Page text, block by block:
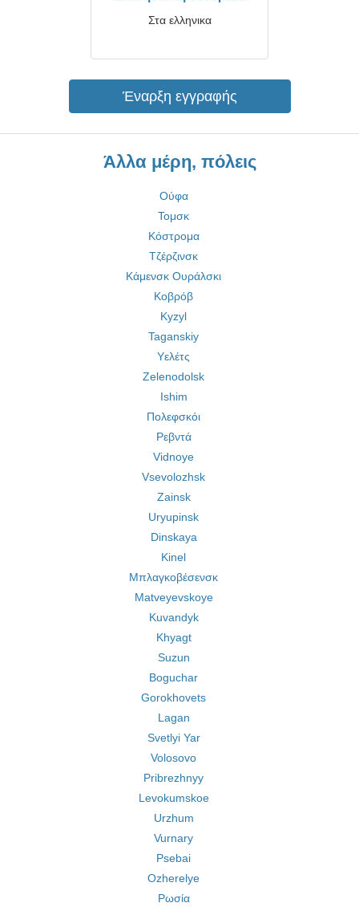
Στα ελληνικα
Έναρξη εγγραφής
Άλλα μέρη, πόλεις
Ούφα
Τομσκ
Κόστρομα
Τζέρζινσκ
Κάμενσκ Ουράλσκι
Κοβρόβ
Kyzyl
Taganskiy
Υελέτς
Zelenodolsk
Ishim
Πολεφσκόι
Ρεβντά
Vidnoye
Vsevolozhsk
Zainsk
Uryupinsk
Dinskaya
Kinel
Μπλαγκοβέσενσκ
Matveyevskoye
Kuvandyk
Khyagt
Suzun
Boguchar
Gorokhovets
Lagan
Svetlyi Yar
Volosovo
Pribrezhnyy
Levokumskoe
Urzhum
Vurnary
Psebai
Ozherelye
Ρωσία